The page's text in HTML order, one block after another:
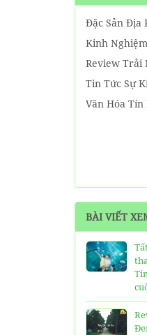
Đặc Sản Địa
Kinh
Review Trải
Tin Tức Sự
Văn Hóa
BÀI VIẾT